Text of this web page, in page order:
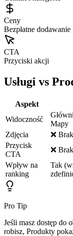
Ceny
Bezpłatne dodawanie
CTA
Przyciski akcji
Usługi vs
Aspekt
Widoczność
Mapy
Zdjęcia
❌ Brak
Przycisk
CTA
❌ Brak
Wpływ na
ranking
Tak
Pro Tip
Jeśli masz dostęp do
robisz, Produkty